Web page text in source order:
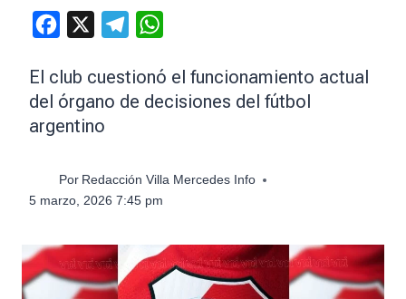
Facebook Telegram
El club cuestionó el funcionamiento actual
del órgano de decisiones del fútbol
argentino
Por Redacción Villa Mercedes Info
5 marzo, 2026 7:45 pm